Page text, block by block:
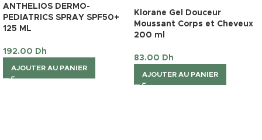
ANTHELIOS DERMO-
PEDIATRICS SPRAY SPF50+
125 ML
192.00 Dh
AJOUTER AU PANIER
Klorane Gel Douceur
Moussant Corps et Cheveux
200 ml
83.00 Dh
AJOUTER AU PANIER